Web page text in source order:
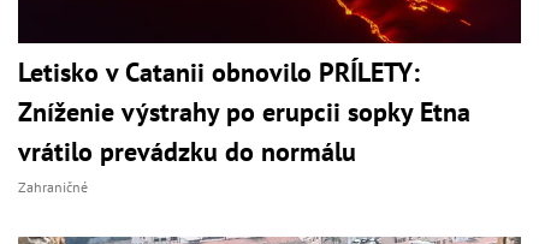
Letisko v Catanii obnovilo PRÍLETY:
Zníženie výstrahy po erupcii sopky Etna
vrátilo prevádzku do normálu
Zahraničné